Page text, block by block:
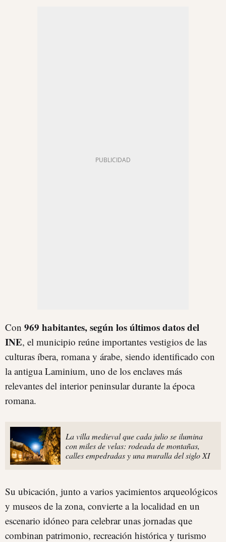
Con 969 habitantes, según los últimos datos del
INE, el municipio reúne importantes vestigios de las
culturas íbera, romana y árabe, siendo identificado con
la antigua Laminium, uno de los enclaves más
relevantes del interior peninsular durante la época
romana.
La villa medieval que cada julio se ilumina
con miles de velas: rodeada de montañas,
calles empedradas y una muralla del siglo XI
Su ubicación, junto a varios yacimientos arqueológicos
y museos de la zona, convierte a la localidad en un
escenario idóneo para celebrar unas jornadas que
combinan patrimonio, recreación histórica y turismo